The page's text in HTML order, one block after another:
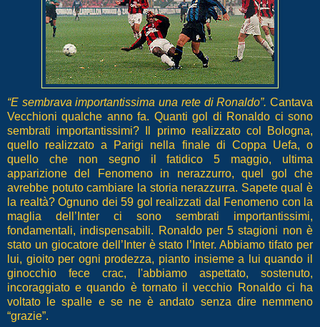
“E sembrava importantissima una rete di Ronaldo”. Cantava
Vecchioni qualche anno fa. Quanti gol di Ronaldo ci sono
sembrati importantissimi? Il primo realizzato col Bologna,
quello realizzato a Parigi nella finale di Coppa Uefa, o
quello che non segno il fatidico 5 maggio, ultima
apparizione del Fenomeno in nerazzurro, quel gol che
avrebbe potuto cambiare la storia nerazzurra. Sapete qual è
la realtà? Ognuno dei 59 gol realizzati dal Fenomeno con la
maglia dell’Inter ci sono sembrati importantissimi,
fondamentali, indispensabili. Ronaldo per 5 stagioni non è
stato un giocatore dell’Inter è stato l’Inter. Abbiamo tifato per
lui, gioito per ogni prodezza, pianto insieme a lui quando il
ginocchio fece crac, l'abbiamo aspettato, sostenuto,
incoraggiato e quando è tornato il vecchio Ronaldo ci ha
voltato le spalle e se ne è andato senza dire nemmeno
“grazie”.